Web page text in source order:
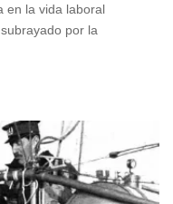
en la vida laboral
por la